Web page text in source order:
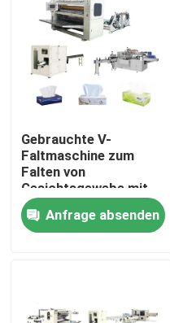
Zu Hause
Produkte
Über uns
Gebrauchte V-
Faltmaschine zum
Falten von
Gesichtsgewebe mit
Hochgeschwindigkeits-
automatischer
Verpackungsmaschine
Anfrage absenden